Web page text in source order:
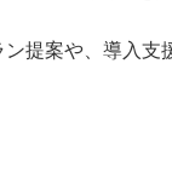
提案や、導入支